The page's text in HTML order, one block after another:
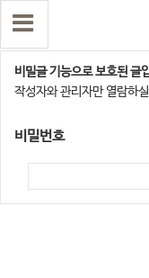
천안아산지사
비밀글 기능으로 보호된 글
작성자와 관리자만 열람하
비밀번호